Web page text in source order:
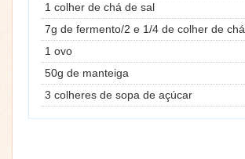
1 colher de chá de sal
7g de fermento/2 e 1/4 de colher de chá
1 ovo
50g de manteiga
3 colheres de sopa de açúcar